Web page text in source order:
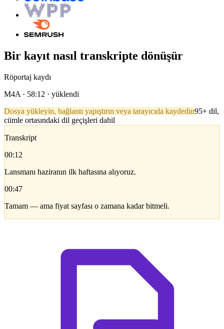
Bir kayıt nasıl transkripte dönüşür
Röportaj kaydı
M4A · 58:12 · yüklendi
Dosya yükleyin, bağlantı yapıştırın veya tarayıcıda kaydedin95+ dil,
cümle ortasındaki dil geçişleri dahil
Transkript
00:12
Lansmanı haziranın ilk haftasına alıyoruz.
00:47
Tamam — ama fiyat sayfası o zamana kadar bitmeli.